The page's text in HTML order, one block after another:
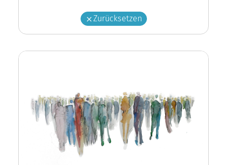
Zurücksetzen